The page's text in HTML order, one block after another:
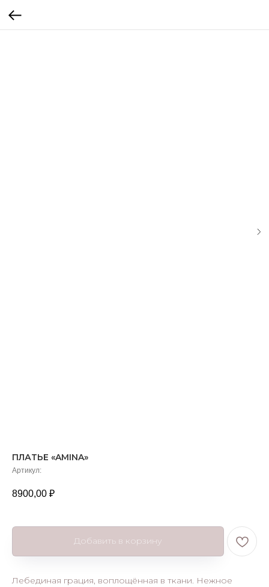
ПЛАТЬЕ «AMINA»
Артикул:
8900,00 ₽
Добавить в корзину
Лебединая грация, воплощённая в ткани. Нежное